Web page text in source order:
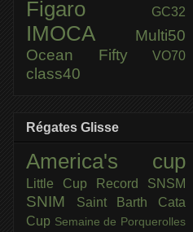
Figaro GC32
IMOCA
Multi50
Ocean Fifty
VO70
class40
Régates Glisse
America's cup
Little Cup Record SNSM
SNIM
Saint Barth Cata
Cup Semaine de Porquerolles